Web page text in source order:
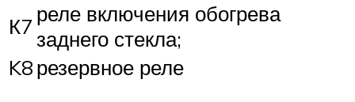
К7 реле включения обогрева
заднего стекла;
K8резервное реле